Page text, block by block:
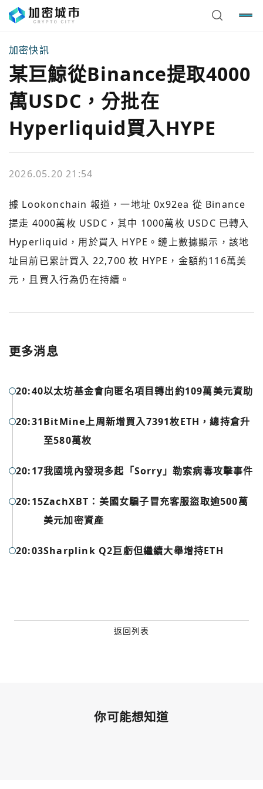
加密快訊
某巨鯨從Binance提取4000
萬USDC，分批在
Hyperliquid買入HYPE
2026.05.20 21:54
據 Lookonchain 報道，一地址 0x92ea 從 Binance
提走 4000萬枚 USDC，其中 1000萬枚 USDC 已轉入
Hyperliquid，用於買入 HYPE。鏈上數據顯示，該地
址目前已累計買入 22,700 枚 HYPE，金額約116萬美
元，且買入行為仍在持續。
更多消息
20:40以太坊基金會向匿名項目轉出約109萬美元資助
20:31BitMine上周新增買入7391枚ETH，總持倉升
至580萬枚
20:17我國境內發現多起「Sorry」勒索病毒攻擊事件
20:15ZachXBT：美國女騙子冒充客服盜取逾500萬
美元加密資產
20:03Sharplink Q2巨虧但繼續大舉增持ETH
返回列表
你可能想知道
今日熱門
Google
城市
今日熱門
關閉